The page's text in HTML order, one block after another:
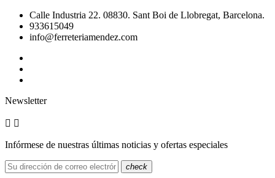
Calle Industria 22. 08830. Sant Boi de Llobregat, Barcelona.
933615049
info@ferreteriamendez.com
Newsletter
 
Infórmese de nuestras últimas noticias y ofertas especiales
check